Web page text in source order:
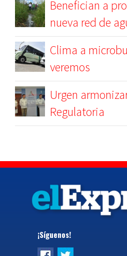
Benefician a
nueva red de
Clima a
veremos
Urgen
Regulatoria
¡Síguenos!